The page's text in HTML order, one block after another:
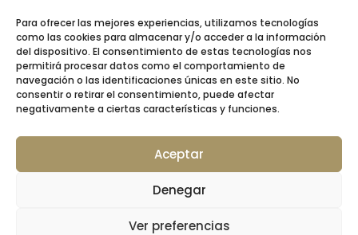
Para ofrecer las mejores experiencias, utilizamos tecnologías
como las cookies para almacenar y/o acceder a la información
del dispositivo. El consentimiento de estas tecnologías nos
permitirá procesar datos como el comportamiento de
navegación o las identificaciones únicas en este sitio. No
consentir o retirar el consentimiento, puede afectar
negativamente a ciertas características y funciones.
Aceptar
Denegar
Ver preferencias
Clínica Dental Ziortza Ugarte/Implantes
dentales/Ortodoncia/Ortodoncia invisible
/Contacto
© 2026 Clínica Dental Ziortza Ugarte –
Colegiada nº 20001064 por el Colegio de
Dentistas de Gipuzkoa